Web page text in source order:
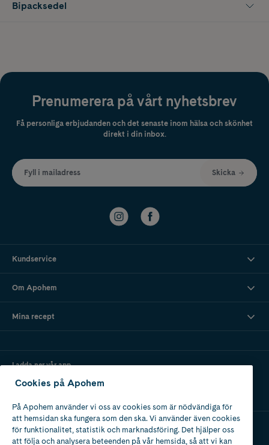
Bipacksedel
Prenumerera på vårt nyhetsbrev
Få personliga erbjudanden och det senaste inom hälsa och skönhet
direkt i din inbox.
Fyll i mailadress Skicka
Kundservice
Om Apohem
Mina recept
Ladda ner vår app
Apotek med tillstånd
Cookies på Apohem
På Apohem använder vi oss av cookies som är nödvändiga för
att hemsidan ska fungera som den ska. Vi använder även cookies
för funktionalitet, statistik och marknadsföring. Det hjälper oss
att följa och analysera beteenden på vår hemsida, så att vi kan